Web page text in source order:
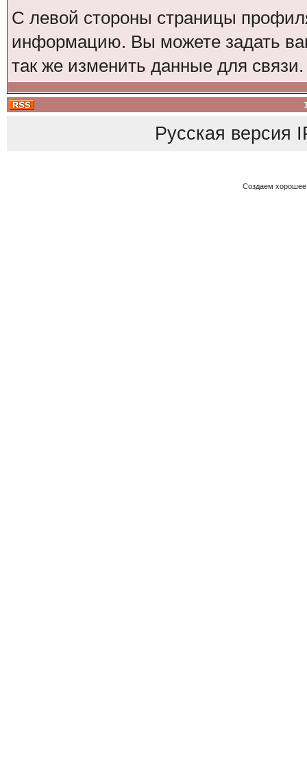
С левой стороны страницы
информацию. Вы можете задать
так же изменить данные для связи.
Русская версия
Создаем